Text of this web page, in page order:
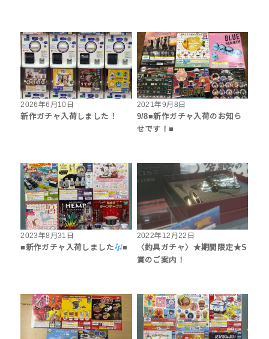
2026年6月10日
新作ガチャ入荷しました！
2021年9月8日
9/8■新作ガチャ入荷のお知ら
せです！■
2023年8月31日
■新作ガチャ入荷しました
■
2022年12月22日
〈釣具ガチャ〉★期間限定★S
賞のご案内！